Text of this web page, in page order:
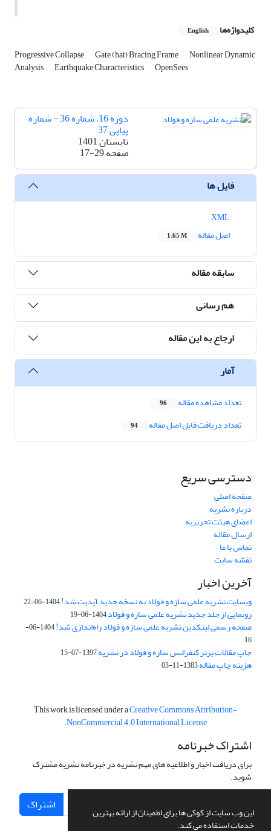
این وب سایت از کوکی ها برای اطمینان از ارائه بهترین
خدمات استفاده می کند.
کلیدواژه‌ها English
Progressive Collapse Gate (hat) Bracing Frame Nonlinear Dynamic
Analysis Earthquake Characteristics OpenSees
دوره 16، شماره 36 - شماره
پیاپی 37
تابستان 1401
صفحه17-29
فایل ها
اصل مقاله
1.65 M
سابقه مقاله
هم رسانی
ارجاع به این مقاله
آمار
تعداد مشاهده مقاله 96
تعداد دریافت فایل اصل مقاله 94
دسترسی سریع
صفحه اصلی
درباره نشریه
اعضای هیئت تحریریه
ارسال مقاله
تماس با ما
نقشه سایت
آخرین اخبار
وبسایت نشریه علمی سازه و فولاد به نسخه جدید آپدیت شد!1404-06-22
رونمایی از جلد جدید نشریه علمی سازه و فولاد1404-06-19
صفحه رسمی لینکدین نشریه علمی سازه و فولاد راه‌اندازی شد!
1404-06-
16
چاپ مقالات برتر کنفرانس سازه و فولاد در نشریه1397-07-15
هزینه چاپ مقاله1383-11-03
This work is licensed under aCreative Commons Attribution-
NonCommercial 4.0 International License
.
اشتراک خبرنامه
برای دریافت اخبار و اطلاعیه های مهم نشریه در خبرنامه نشریه مشترک
شوید.
اشتراک